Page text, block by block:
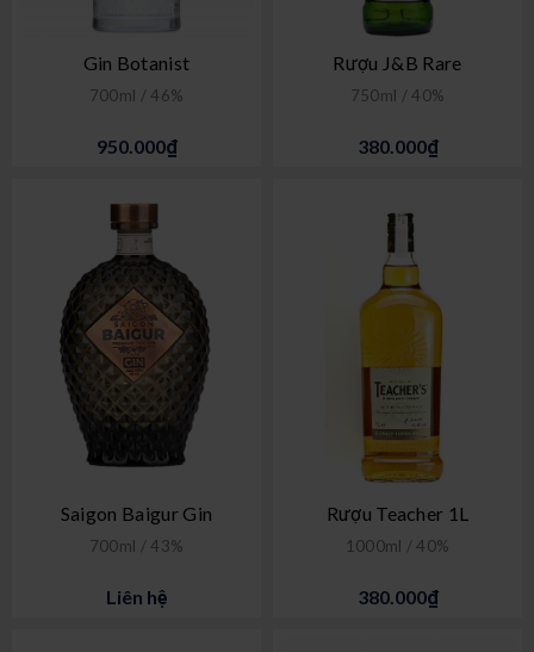
Gin Botanist
700ml / 46%
950.000₫
Rượu J&B Rare
750ml / 40%
380.000₫
Saigon Baigur Gin
700ml / 43%
Liên hệ
Rượu Teacher 1L
1000ml / 40%
380.000₫